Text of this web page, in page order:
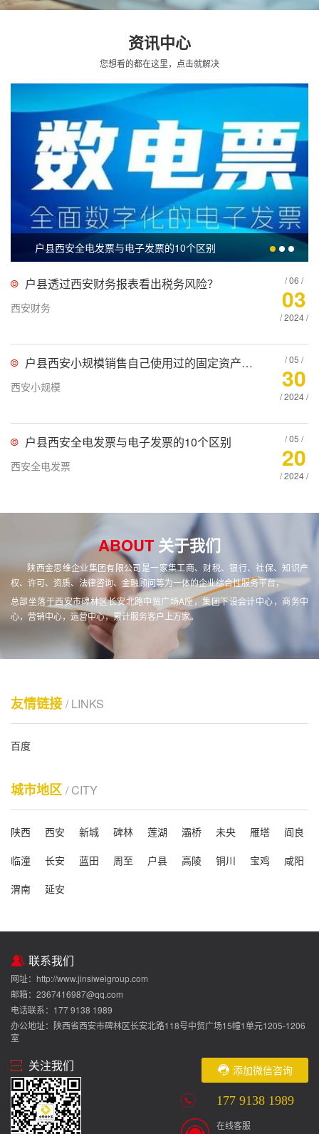
资讯中心
您想看的都在这里，点击就解决
户县西安全电发票与电子发票的10个区别
户县透过西安财务报表看出税务风险？ / 06 /
03
/ 2024 /
西安财务
户县西安小规模销售自己使用过的固定资产按3%减按2%，还是3%减按1% / 05 /
30
/ 2024 /
西安小规模
户县西安全电发票与电子发票的10个区别 / 05 /
20
/ 2024 /
西安全电发票
ABOUT关于我们
陕西金思维企业集团有限公司是一家集工商、财税、银行、社保、知识产
权、许可、资质、法律咨询、金融顾问等为一体的企业综合性服务平台，
总部坐落于西安市碑林区长安北路中贸广场A座，集团下设会计中心，商务中
心，营销中心，运营中心，累计服务客户上万家。
友情链接 / LINKS
百度
城市地区 / CITY
陕西 西安 新城 碑林 莲湖 灞桥 未央 雁塔
阎良
临潼
长安 蓝田 周至 户县 高陵 铜川 宝鸡
咸阳
渭南
延安
联系我们
网址：http://www.jinsiweigroup.com
邮箱：2367416987@qq.com
电话联系：177 9138 1989
办公地址：陕西省西安市碑林区长安北路118号中贸广场15幢1单元1205-1206
室
关注我们 添加微信咨询
177 9138 1989
在线客服